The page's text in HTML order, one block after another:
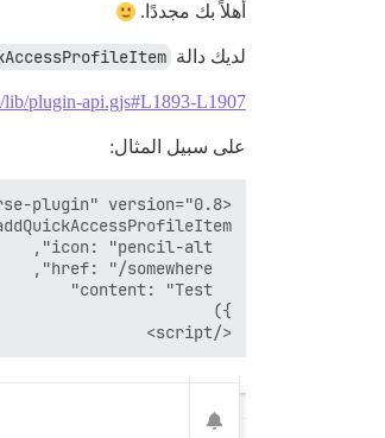
أهلاً بك مجددًا.
لديك دالة API
lib/plugin-api.gjs#L1893-L1907
على سبيل المثال:
</script>